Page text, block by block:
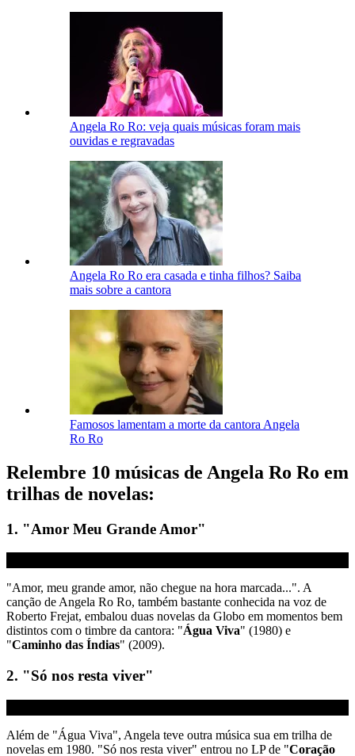
Angela Ro Ro: veja quais músicas foram mais
ouvidas e regravadas
Angela Ro Ro era casada e tinha filhos? Saiba
mais sobre a cantora
Famosos lamentam a morte da cantora Angela
Ro Ro
Relembre 10 músicas de Angela Ro Ro em
trilhas de novelas:
1. "Amor Meu Grande Amor"
"Amor, meu grande amor, não chegue na hora marcada...". A
canção de Angela Ro Ro, também bastante conhecida na voz de
Roberto Frejat, embalou duas novelas da Globo em momentos bem
distintos com o timbre da cantora: "Água Viva" (1980) e
"Caminho das Índias" (2009).
2. "Só nos resta viver"
Além de "Água Viva", Angela teve outra música sua em trilha de
novelas em 1980. "Só nos resta viver" entrou no LP de "Coração